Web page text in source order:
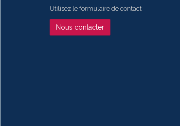
Utilisez le formulaire de contact
Nous contacter